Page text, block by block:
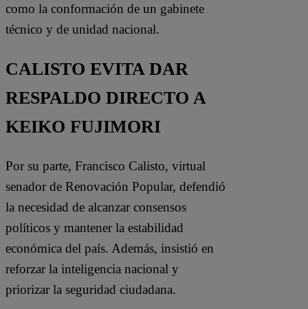
como la conformación de un gabinete
técnico y de unidad nacional.
CALISTO EVITA DAR
RESPALDO DIRECTO A
KEIKO FUJIMORI
Por su parte, Francisco Calisto, virtual
senador de Renovación Popular, defendió
la necesidad de alcanzar consensos
políticos y mantener la estabilidad
económica del país. Además, insistió en
reforzar la inteligencia nacional y
priorizar la seguridad ciudadana.